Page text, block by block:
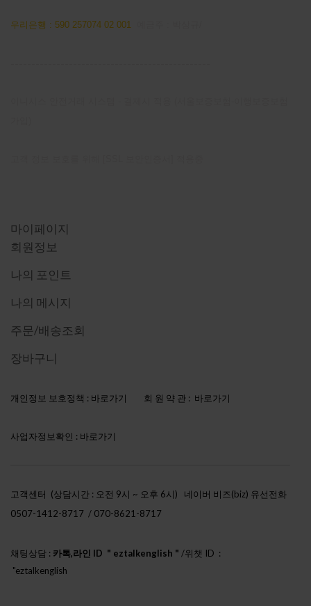
우리은행 : 590 257074 02 001
마이페이지
회원정보
나의 포인트
나의 메시지
주문/배송조회
장바구니
개인정보 보호정책 : 바로가기 회 원 약 관 : 바로가기
사업자정보확인 : 바로가기
고객센터 (상담시간 : 오전 9시 ~ 오후 6시) 네이버 비즈(biz) 유선전화
0507-1412-8717 / 070-8621-8717
채팅상담 : 카톡,라인 ID " eztalkenglish " /위챗 ID :
"eztalkenglish